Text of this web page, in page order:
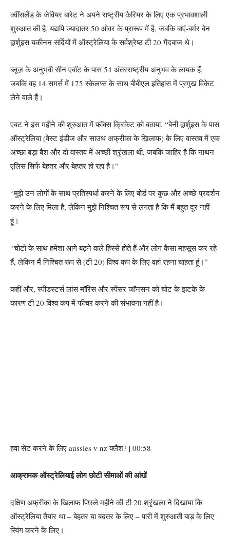
क्वींसलैंड के जेवियर बारेट ने अपने राष्ट्रीय कैरियर के लिए एक प्रभावशाली
शुरुआत की है, यद्यपि ज्यादातर 50 ओवर के प्रारूप में है, जबकि बाएं-बर्मर बेन
द्वार्शुइस यकीनन सर्दियों में ऑस्ट्रेलिया के सर्वश्रेष्ठ टी 20 गेंदबाज थे।
ब्लूज़ के अनुभवी सीन एबॉट के पास 54 अंतरराष्ट्रीय अनुभव के लायक हैं,
जबकि वह 14 समर्स में 175 स्केलप्स के साथ बीबीएल इतिहास में प्रमुख विकेट
लेने वाले हैं।
एबट ने इस महीने की शुरुआत में फॉक्स क्रिकेट को बताया, “बेनी द्वार्शुइस के पास
ऑस्ट्रेलिया (वेस्ट इंडीज और साउथ अफ्रीका के खिलाफ) के लिए वास्तव में एक
अच्छा बड़ा बैश और दो वास्तव में अच्छी श्रृंखला थी, जबकि जाहिर है कि नाथन
एलिस सिर्फ बेहतर और बेहतर हो रहा है।”
“मुझे उन लोगों के साथ प्रतिस्पर्धा करने के लिए बोर्ड पर कुछ और अच्छे प्रदर्शन
करने के लिए मिला है, लेकिन मुझे निश्चित रूप से लगता है कि मैं बहुत दूर नहीं
हूं।
“चोटों के साथ हमेशा आगे बढ़ने वाले हिस्से होते हैं और लोग कैसा महसूस कर रहे
हैं, लेकिन मैं निश्चित रूप से (टी 20) विश्व कप के लिए वहां रहना चाहता हूं।”
कहीं और, स्पीडस्टर्स लांस मॉरिस और स्पेंसर जॉनसन को चोट के झटके के
कारण टी 20 विश्व कप में फीचर करने की संभावना नहीं है।
हवा सेट करने के लिए aussies v nz क्लैश? | 00:58
आक्रामक ऑस्ट्रेलियाई लोग छोटी सीमाओं की आंखें
दक्षिण अफ्रीका के खिलाफ पिछले महीने की टी 20 श्रृंखला ने दिखाया कि
ऑस्ट्रेलिया तैयार था – बेहतर या बदतर के लिए – पारी में शुरुआती बाड़ के लिए
स्विंग करने के लिए।